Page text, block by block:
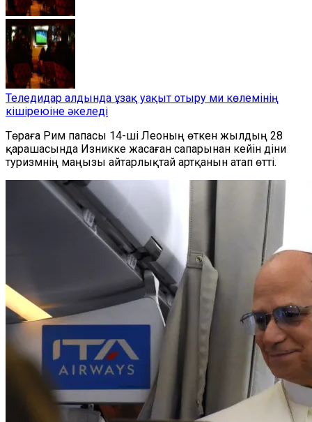
Теледидар алдында ұзақ уақыт отыру ми көлемінің
кішіреюіне әкеледі
Төраға Рим папасы 14-ші Леоның өткен жылдың 28
қарашасында Изникке жасаған сапарынан кейін діни
туризмнің маңызы айтарлықтай артқанын атап өтті.